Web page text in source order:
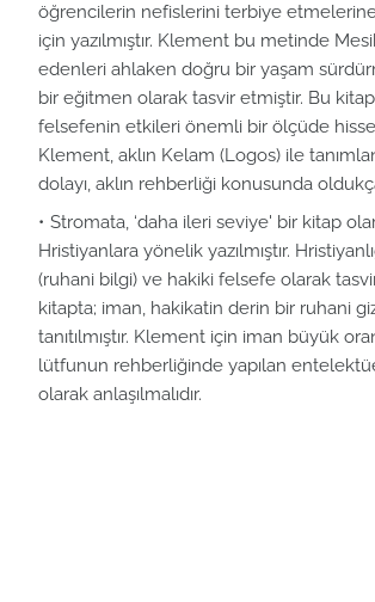
öğrencilerin nefislerini terbiye etmelerine
için yazılmıştır. Klement bu metinde
edenleri ahlaken doğru bir yaşam
bir eğitmen olarak tasvir etmiştir. Bu
felsefenin etkileri önemli bir ölçüde
Klement, aklın Kelam (Logos) ile
dolayı, aklın rehberliği konusunda
Stromata, ‘daha ileri seviye' bir kitap
Hristiyanlara yönelik yazılmıştır.
(ruhani bilgi) ve hakiki felsefe olarak
kitapta; iman, hakikatin derin bir ruhani
tanıtılmıştır. Klement için iman büyük
lütfunun rehberliğinde yapılan
olarak anlaşılmalıdır.